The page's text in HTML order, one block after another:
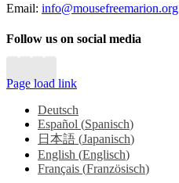
Email: info@mousefreemarion.org
Follow us on social media
Page load link
Deutsch
Español (Spanisch)
日本語 (Japanisch)
English (Englisch)
Français (Französisch)